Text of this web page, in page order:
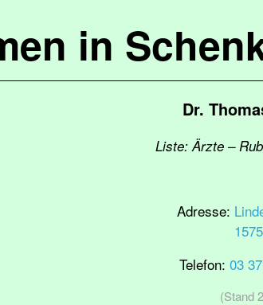
in
Dr.
Liste: Ärzte –
Adresse:
Telefon: 03
(Stand